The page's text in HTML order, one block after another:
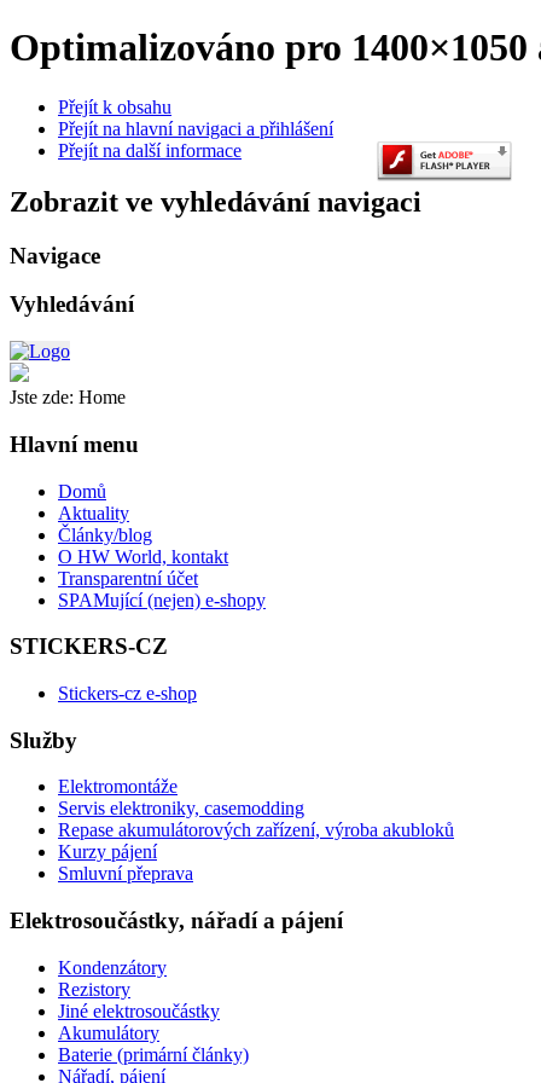
Optimalizováno pro 1400×1050
Přejít k obsahu
Přejít na hlavní navigaci a přihlášení
Přejít na další informace
Zobrazit ve vyhledávání navigaci
Navigace
Vyhledávání
Jste zde: Home
Hlavní menu
Domů
Aktuality
Články/blog
O HW World, kontakt
Transparentní účet
SPAMující (nejen) e-shopy
STICKERS-CZ
Stickers-cz e-shop
Služby
Elektromontáže
Servis elektroniky, casemodding
Repase akumulátorových zařízení, výroba akubloků
Kurzy pájení
Smluvní přeprava
Elektrosoučástky, nářadí a pájení
Kondenzátory
Rezistory
Jiné elektrosoučástky
Akumulátory
Baterie (primární články)
Nářadí, pájení